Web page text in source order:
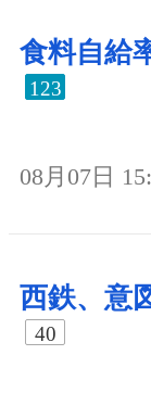
食料自給
123
08月07日
西鉄、意
40